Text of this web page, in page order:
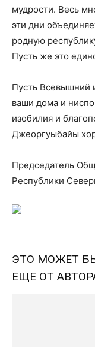
мудрости. Весь
эти дни
родную
Пусть же это
Пусть Всевышний
ваши дома и
изобилия и
Джеоргуыбайы
Председатель
Республики
ЭТО МОЖЕТ
ЕЩЕ ОТ